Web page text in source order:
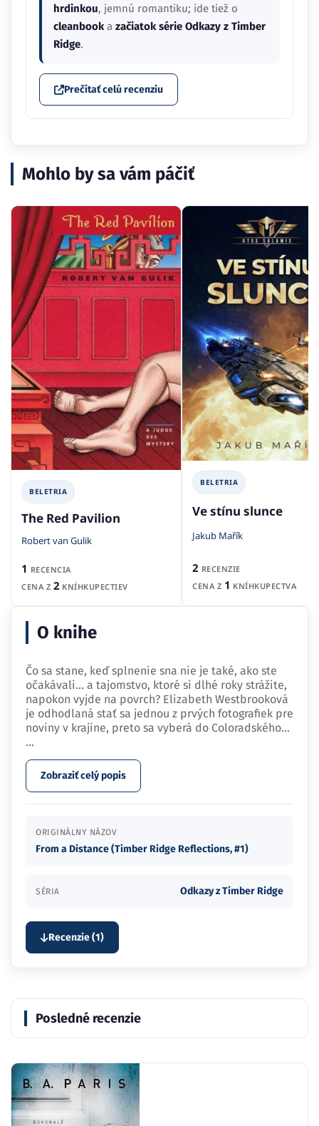
hrdinkou, jemnú romantiku; ide tiež o
cleanbooka začiatok série Odkazy z Timber
Ridge.
Prečítať celú recenziu
Mohlo by sa vám páčiť
BELETRIA
The Red Pavilion
Robert van Gulik
1 RECENCIA
CENA Z 2 KNÍHKUPECTIEV
BELETRIA
Ve stínu slunce
Jakub Mařík
2 RECENZIE
CENA Z 1 KNÍHKUPECTVA
O knihe
Čo sa stane, keď splnenie sna nie je také, ako ste
očakávali… a tajomstvo, ktoré si dlhé roky strážite,
napokon vyjde na povrch? Elizabeth Westbrooková
je odhodlaná stať sa jednou z prvých fotografiek pre
noviny v krajine, preto sa vyberá do Coloradského…
...
Zobraziť celý popis
ORIGINÁLNY NÁZOV
From a Distance (Timber Ridge Reflections, #1)
SÉRIA Odkazy z Timber Ridge
Recenzie (1)
Posledné recenzie